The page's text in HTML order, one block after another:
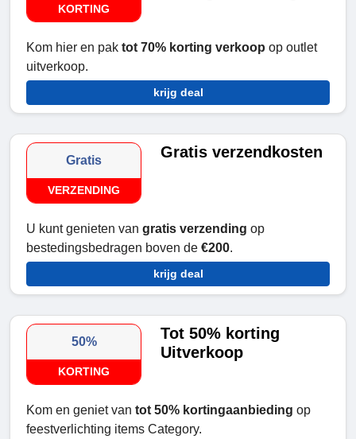
KORTING
Kom hier en pak tot 70% korting verkoop op outlet
uitverkoop.
krijg deal
Gratis
VERZENDING
Gratis verzendkosten
U kunt genieten van gratis verzending op
bestedingsbedragen boven de €200.
krijg deal
50%
KORTING
Tot 50% korting
Uitverkoop
Kom en geniet van tot 50% kortingaanbieding op
feestverlichting items Category.